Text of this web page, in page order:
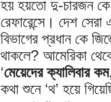
হয় হয়তো দু-চারজন
রেফারেন্সে। দেশ
বিভাগের প্রধান কে
থাকলে? আমেরিকা
‘মেয়েদের ক্যালিবার
কথা শুনে ‘থ’ হয়ে